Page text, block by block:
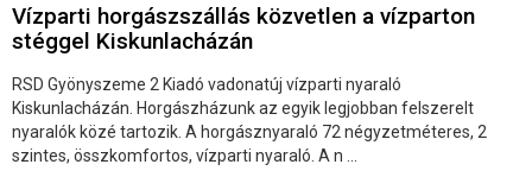
Vízparti horgászszállás közvetlen a vízparton
stéggel Kiskunlacházán
RSD Gyönyszeme 2 Kiadó vadonatúj vízparti nyaraló
Kiskunlacházán. Horgászházunk az egyik legjobban felszerelt
nyaralók közé tartozik. A horgásznyaraló 72 négyzetméteres, 2
szintes, összkomfortos, vízparti nyaraló. A n ...